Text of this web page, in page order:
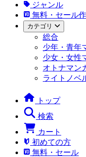
ジャンル
無料・セール
カテゴリ
総合
少年・青年
少女・女性
オトナマン
ライトノベ
トップ
検索
カート
初めての方
無料・セール